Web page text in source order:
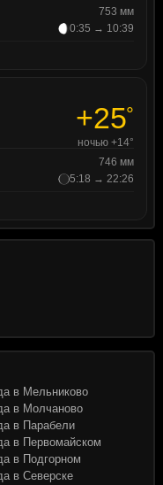
753 мм
0:35 → 10:39
+25°
ночью +14°
746 мм
5:18 → 22:26
в Мельниково
в Молчаново
в Парабели
в Первомайском
в Подгорном
в Северске